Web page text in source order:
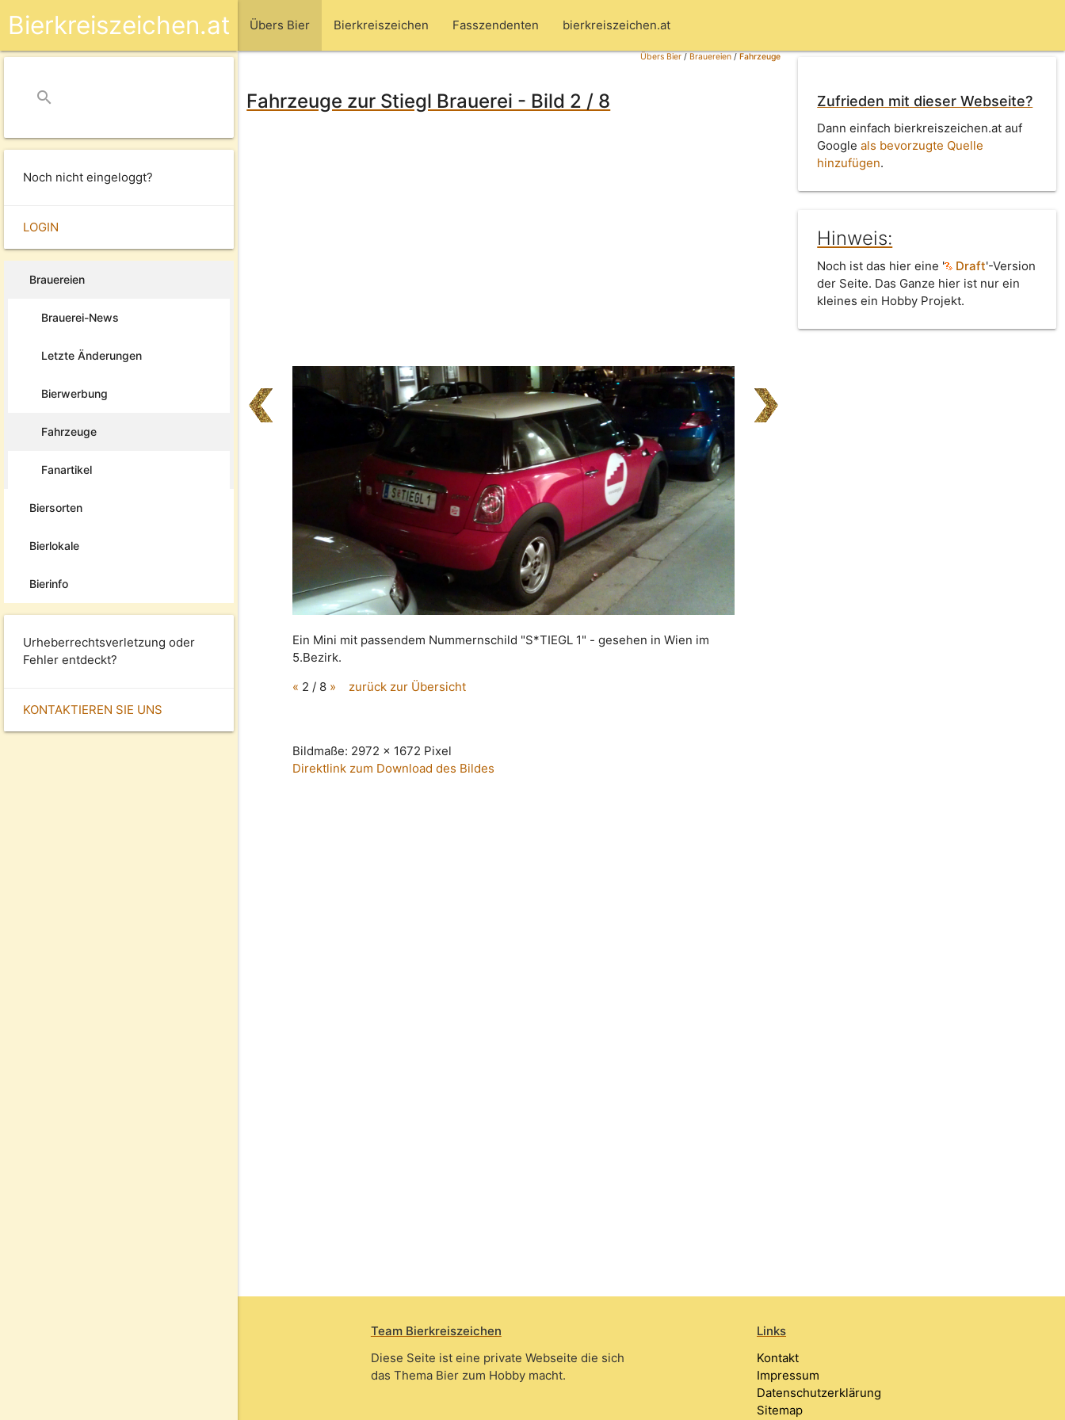
Übers Bier Bierkreiszeichen Fasszendenten bierkreiszeichen.at
Bierkreiszeichen.at
search
Noch nicht eingeloggt?
LOGIN
Brauereien
Brauerei-News
Letzte Änderungen
Bierwerbung
Fahrzeuge
Fanartikel
Biersorten
Bierlokale
Bierinfo
Urheberrechtsverletzung oder
Fehler entdeckt?
KONTAKTIEREN SIE UNS
Übers Bier/Brauereien/Fahrzeuge
Fahrzeuge zur Stiegl Brauerei - Bild 2 / 8
Ein Mini mit passendem Nummernschild "S*TIEGL 1" - gesehen in Wien im
5.Bezirk.
« 2 / 8 » zurück zur Übersicht
Bildmaße: 2972 x 1672 Pixel
Direktlink zum Download des Bildes
Zufrieden mit dieser Webseite?
Dann einfach bierkreiszeichen.at auf
Googleals bevorzugte Quelle
hinzufügen.
Hinweis:
Noch ist das hier eine ' Draft'-Version
der Seite. Das Ganze hier ist nur ein
kleines ein Hobby Projekt.
Team Bierkreiszeichen
Diese Seite ist eine private Webseite die sich
das Thema Bier zum Hobby macht.
Links
Kontakt
Impressum
Datenschutzerklärung
Sitemap